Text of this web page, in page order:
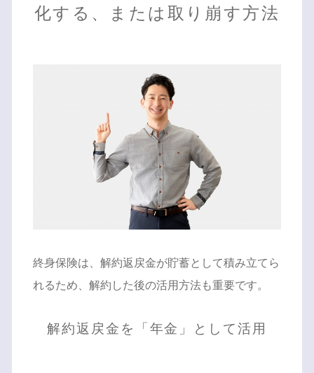
化する、または取り崩す方法
終身保険は、解約返戻金が貯蓄として積み立てら
れるため、解約した後の活用方法も重要です。
解約返戻金を「年金」として活用